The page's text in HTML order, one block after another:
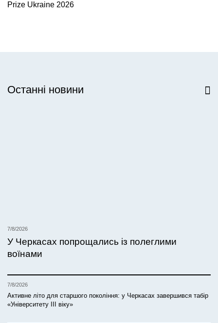
Prize Ukraine 2026
Останні новини
7/8/2026
У Черкасах попрощались із полеглими
воїнами
7/8/2026
Активне літо для старшого покоління: у Черкасах завершився табір
«Університету ІІІ віку»